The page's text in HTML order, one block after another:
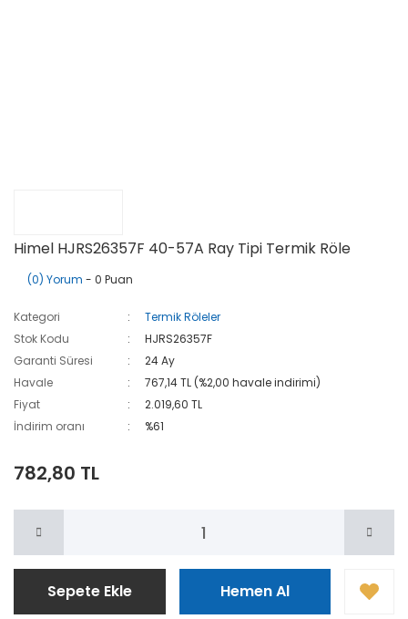
Himel HJRS26357F 40-57A Ray Tipi Termik Röle
(0) Yorum - 0 Puan
Kategori
Termik Röleler
Stok Kodu
HJRS26357F
Garanti Süresi
24 Ay
Havale
767,14 TL (%2,00 havale indirimi)
Fiyat
2.019,60 TL
İndirim oranı
%61
782,80 TL
Sepete Ekle Hemen Al